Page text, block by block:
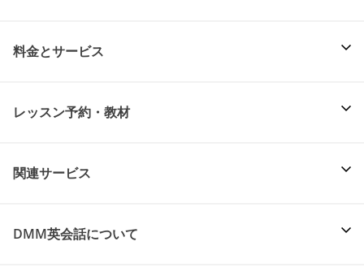
料金とサービス
レッスン予約・教材
関連サービス
DMM英会話について